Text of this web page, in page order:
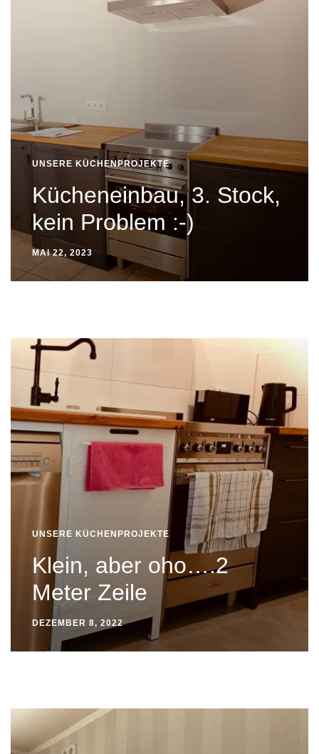
UNSERE KÜCHENPROJEKTE
Kücheneinbau, 3. Stock,
kein Problem :-)
MAI 22, 2023
UNSERE KÜCHENPROJEKTE
Klein, aber oho….2
Meter Zeile
DEZEMBER 8, 2022